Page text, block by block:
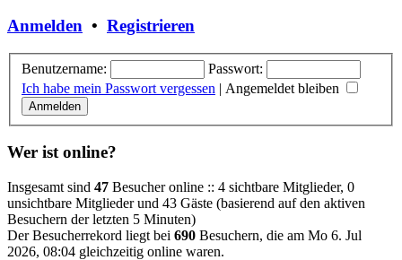
Anmelden • Registrieren
Benutzername:
Passwort:
Ich habe mein Passwort vergessen | Angemeldet bleiben
Wer ist online?
Insgesamt sind 47 Besucher online :: 4 sichtbare Mitglieder, 0
unsichtbare Mitglieder und 43 Gäste (basierend auf den aktiven
Besuchern der letzten 5 Minuten)
Der Besucherrekord liegt bei 690 Besuchern, die am Mo 6. Jul
2026, 08:04 gleichzeitig online waren.